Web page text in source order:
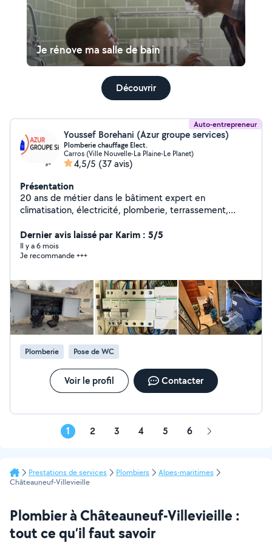
Je rénove ma salle de bain
Découvrir
Auto-entrepreneur
Youssef Borehani (Azur groupe services)
Plomberie chauffage Elect.
Carros (Ville Nouvelle-La Plaine-Le Planet)
4,5/5 (37 avis)
Présentation
20 ans de métier dans le bâtiment expert en
climatisation, électricité, plomberie, terrassement,
sur différents projets n'hesitez pas à me consulter
Dernier avis laissé par Karim : 5/5
Il y a 6 mois
Je recommande +++
Plomberie Pose de WC
Voir le profil Contacter
1 2 3 4 5 6 Page
Prestations de services Plombiers
Alpes-maritimes
Châteauneuf-Villevieille
Plombier à Châteauneuf-Villevieille :
tout ce qu’il faut savoir